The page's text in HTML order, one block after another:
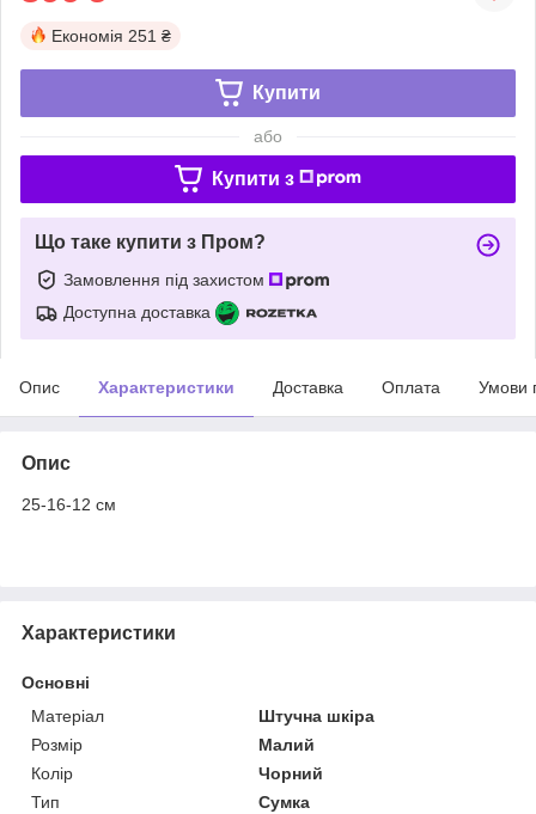
Економія 251 ₴
Купити
або
Купити з
Що таке купити з Пром?
Замовлення під захистом
Доступна доставка
Опис Характеристики Доставка Оплата Умови
Опис
25-16-12 см
Характеристики
Основні
Матеріал
Штучна шкіра
Розмір
Малий
Колір
Чорний
Тип
Сумка